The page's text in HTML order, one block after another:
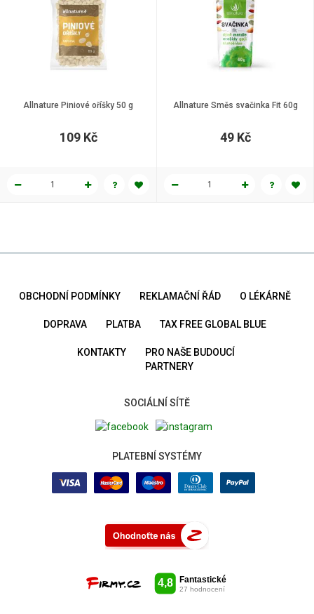
Allnature Piniové oříšky 50 g
109 Kč
Allnature Směs svačinka Fit 60g
49 Kč
OBCHODNÍ PODMÍNKY REKLAMAČNÍ ŘÁD O LÉKÁRNĚ
DOPRAVA PLATBA TAX FREE GLOBAL BLUE
KONTAKTY
PRO NAŠE BUDOUCÍ
PARTNERY
SOCIÁLNÍ SÍTĚ
PLATEBNÍ SYSTÉMY